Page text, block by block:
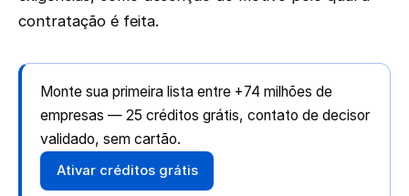
contratação é feita.
Monte sua primeira lista entre +74 milhões de
empresas — 25 créditos grátis, contato de decisor
validado, sem cartão.
Ativar créditos grátis